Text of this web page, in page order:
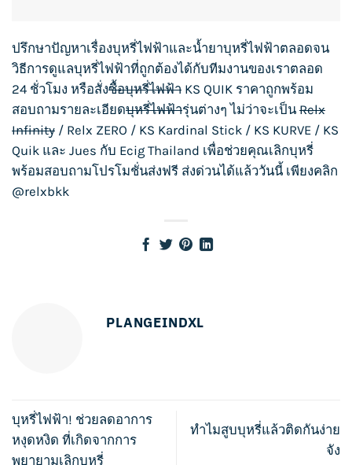
ปรึกษาปัญหาเรื่องบุหรี่ไฟฟ้าและน้ำยาบุหรี่ไฟฟ้าตลอดจน
วิธีการดูแลบุหรี่ไฟฟ้าที่ถูกต้องได้กับทีมงานของเราตลอด
24 ชั่วโมง หรือสั่งซื้อบุหรี่ไฟฟ้า KS QUIK ราคาถูกพร้อม
สอบถามรายละเอียดบุหรี่ไฟฟ้ารุ่นต่างๆ ไม่ว่าจะเป็น Relx
Infinity / Relx ZERO / KS Kardinal Stick / KS KURVE / KS
Quik และ Jues กับ Ecig Thailand เพื่อช่วยคุณเลิกบุหรี่
พร้อมสอบถามโปรโมชั่นส่งฟรี ส่งด่วนได้แล้ววันนี้ เพียงคลิก
@relxbkk
PLANGEINDXL
บุหรี่ไฟฟ้า! ช่วยลดอาการ
หงุดหงิด ที่เกิดจากการ
พยายามเลิกบุหรี่
ทำไมสูบบุหรี่แล้วติดกันง่าย
จัง